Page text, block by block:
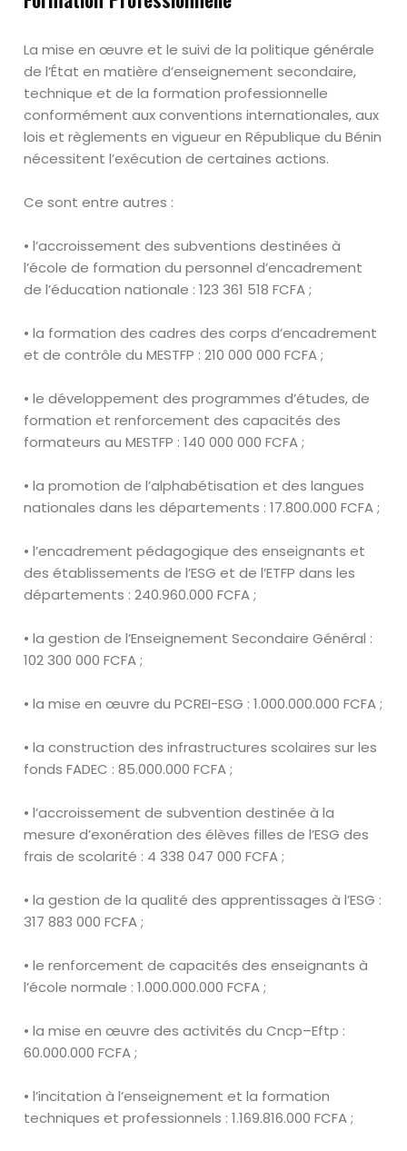
La mise enœuvre et le suivi de la politique générale
de l’État en matière d’enseignement secondaire,
technique et de la formation professionnelle
conformément aux conventions internationales, aux
lois et règlements en vigueur en République du Bénin
nécessitent l’exécution de certaines actions.
Ce sont entre autres :
• l’accroissement des subventions destinées à
l’école de formation du personnel d’encadrement
de l’éducation nationale :123 361 518 FCFA ;
• la formation des cadres des corps d’encadrement
et de contrôle du MESTFP :210 000 000 FCFA ;
• le développement des programmes d’études, de
formation et renforcement des capacités des
formateurs au MESTFP :140 000 000 FCFA ;
• la promotion de l’alphabétisation et des langues
nationales dans les départements :17.800.000 FCFA ;
• l’encadrement pédagogique des enseignants et
des établissements de l’ESG et de l’ETFP dans les
départements :240.960.000 FCFA ;
• la gestion de l’Enseignement Secondaire Général :
102 300 000 FCFA ;
• la mise enœuvre du PCREI-ESG :1.000.000.000 FCFA ;
• la construction des infrastructures scolaires sur les
fonds FADEC :85.000.000 FCFA ;
• l’accroissement de subvention destinée à la
mesure d’exonération des élèves filles de l’ESG des
frais de scolarité : 4 338 047 000 FCFA ;
• la gestion de la qualité des apprentissages à l’ESG :
317 883 000 FCFA ;
• le renforcement de capacités des enseignants à
l’école normale :1.000.000.000 FCFA ;
• la mise enœuvre des activités duCncp–Eftp :
60.000.000 FCFA ;
• l’incitation à l’enseignement et la formation
techniques et professionnels :1.169.816.000 FCFA ;